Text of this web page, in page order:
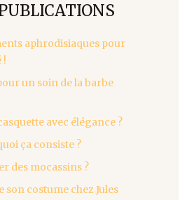
aphrodisiaques pour
!
un soin de la barbe
avec élégance ?
ça consiste ?
des mocassins ?
costume chez Jules